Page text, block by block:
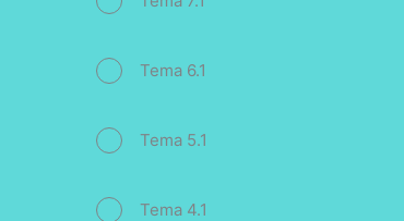
Tema 6.1
Tema 5.1
Tema 4.1